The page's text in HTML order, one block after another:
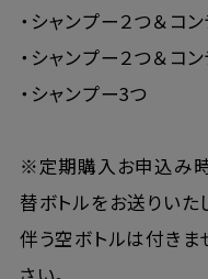
・シャンプー２つ＆コ
・シャンプー２つ＆コ
・シャンプー3つ
※定期購入お申込み
替ボトルをお送りい
伴う空ボトルは付き